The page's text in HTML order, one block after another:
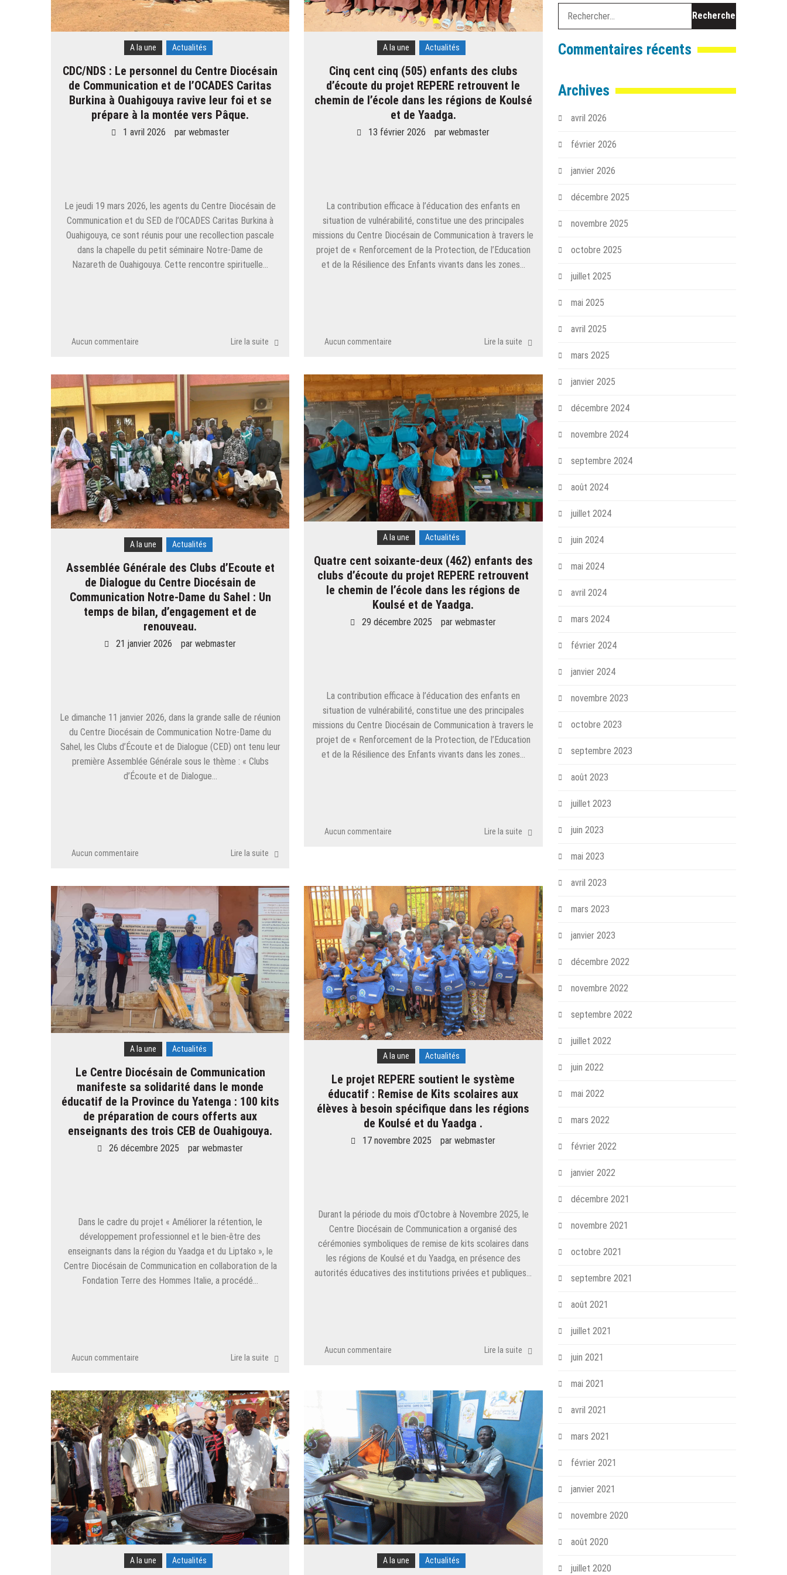
A la une Actualités
CDC/NDS : Le personnel du Centre Diocésain
de Communication et de l’OCADES Caritas
Burkina à Ouahigouya ravive leur foi et se
prépare à la montée vers Pâque.
1 avril 2026 par webmaster
Le jeudi 19 mars 2026, les agents du Centre Diocésain de
Communication et du SED de l’OCADES Caritas Burkina à
Ouahigouya, ce sont réunis pour une recollection pascale
dans la chapelle du petit séminaire Notre-Dame de
Nazareth de Ouahigouya. Cette rencontre spirituelle…
Aucun commentaire Lire la suite
A la une Actualités
Cinq cent cinq (505) enfants des clubs
d’écoute du projet REPERE retrouvent le
chemin de l’école dans les régions de Koulsé
et de Yaadga.
13 février 2026 parwebmaster
La contribution efficace à l’éducation des enfants en
situation de vulnérabilité, constitue une des principales
missions du Centre Diocésain de Communication à travers le
projet de « Renforcement de la Protection, de l’Education
et de la Résilience des Enfants vivants dans les zones…
Aucun commentaire Lire la suite
A la une Actualités
Assemblée Générale des Clubs d’Ecoute et
de Dialogue du Centre Diocésain de
Communication Notre-Dame du Sahel : Un
temps de bilan, d’engagement et de
renouveau.
21 janvier 2026 parwebmaster
Le dimanche 11 janvier 2026, dans la grande salle de réunion
du Centre Diocésain de Communication Notre-Dame du
Sahel, les Clubs d’Écoute et de Dialogue (CED) ont tenu leur
première Assemblée Générale sous le thème : « Clubs
d’Écoute et de Dialogue…
Aucun commentaire Lire la suite
A la une Actualités
Quatre cent soixante-deux (462) enfants des
clubs d’écoute du projet REPERE retrouvent
le chemin de l’école dans les régions de
Koulsé et de Yaadga.
29 décembre 2025 parwebmaster
La contribution efficace à l’éducation des enfants en
situation de vulnérabilité, constitue une des principales
missions du Centre Diocésain de Communication à travers le
projet de « Renforcement de la Protection, de l’Education
et de la Résilience des Enfants vivants dans les zones…
Aucun commentaire Lire la suite
A la une Actualités
Le Centre Diocésain de Communication
manifeste sa solidarité dans le monde
éducatif de la Province du Yatenga : 100 kits
de préparation de cours offerts aux
enseignants des trois CEB de Ouahigouya.
26 décembre 2025 parwebmaster
Dans le cadre du projet « Améliorer la rétention, le
développement professionnel et le bien-être des
enseignants dans la région du Yaadga et du Liptako », le
Centre Diocésain de Communication en collaboration de la
Fondation Terre des Hommes Italie, a procédé…
Aucun commentaire Lire la suite
A la une Actualités
Le projet REPERE soutient le système
éducatif : Remise de Kits scolaires aux
élèves à besoin spécifique dans les régions
de Koulsé et du Yaadga .
17 novembre 2025 parwebmaster
Durant la période du mois d’Octobre à Novembre 2025, le
Centre Diocésain de Communication a organisé des
cérémonies symboliques de remise de kits scolaires dans
les régions de Koulsé et du Yaadga, en présence des
autorités éducatives des institutions privées et publiques…
Aucun commentaire Lire la suite
A la une Actualités A la une Actualités
Commentaires récents
Archives
avril 2026
février 2026
janvier 2026
décembre 2025
novembre 2025
octobre 2025
juillet 2025
mai 2025
avril 2025
mars 2025
janvier 2025
décembre 2024
novembre 2024
septembre 2024
août 2024
juillet 2024
juin 2024
mai 2024
avril 2024
mars 2024
février 2024
janvier 2024
novembre 2023
octobre 2023
septembre 2023
août 2023
juillet 2023
juin 2023
mai 2023
avril 2023
mars 2023
janvier 2023
décembre 2022
novembre 2022
septembre 2022
juillet 2022
juin 2022
mai 2022
mars 2022
février 2022
janvier 2022
décembre 2021
novembre 2021
octobre 2021
septembre 2021
août 2021
juillet 2021
juin 2021
mai 2021
avril 2021
mars 2021
février 2021
janvier 2021
novembre 2020
août 2020
juillet 2020